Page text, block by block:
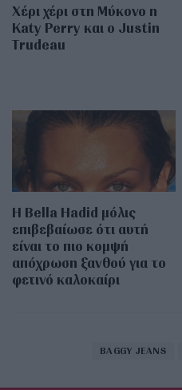
Χέρι χέρι στη Μύκονο η
Katy Perry και ο Justin
Trudeau
Η Bella Hadid μόλις
επιβεβαίωσε ότι αυτή
είναι το πιο κομψή
απόχρωση ξανθού για το
φετινό καλοκαίρι
BAGGY JEANS